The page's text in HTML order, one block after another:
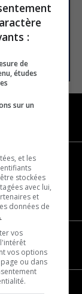
:
de
études
sur un
et les
stockées
avec lui,
et
données de
vos
vos options
ou dans